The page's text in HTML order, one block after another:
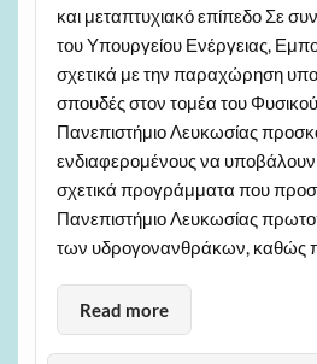
και μεταπτυχιακό επίπεδο Σε
του Υπουργείου Ενέργειας,
σχετικά με την παραχώρηση
σπουδές στον τομέα του
Πανεπιστήμιο Λευκωσίας
ενδιαφερομένους να υποβάλουν
σχετικά προγράμματα που
Πανεπιστήμιο Λευκωσίας
των υδρογονανθράκων, καθώς
Read more